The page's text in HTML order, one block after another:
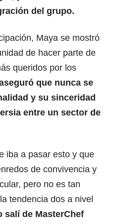
del grupo.
Maya se mostró
de hacer parte de
queridos por los
que nunca se
y su sinceridad
entre un sector de
iba a pasar esto y que
de convivencia y
pero no es tan
tendencia dos a nivel
salí de MasterChef